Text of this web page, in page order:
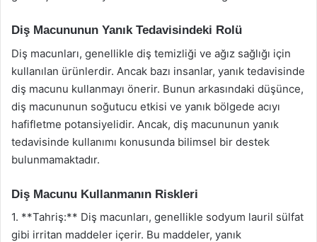
Diş Macununun Yanık Tedavisindeki Rolü
Diş macunları, genellikle diş temizliği ve ağız sağlığı için
kullanılan ürünlerdir. Ancak bazı insanlar, yanık tedavisinde
diş macunu kullanmayı önerir. Bunun arkasındaki düşünce,
diş macununun soğutucu etkisi ve yanık bölgede acıyı
hafifletme potansiyelidir. Ancak, diş macununun yanık
tedavisinde kullanımı konusunda bilimsel bir destek
bulunmamaktadır.
Diş Macunu Kullanmanın Riskleri
1. **Tahriş:** Diş macunları, genellikle sodyum lauril sülfat
gibi irritan maddeler içerir. Bu maddeler, yanık